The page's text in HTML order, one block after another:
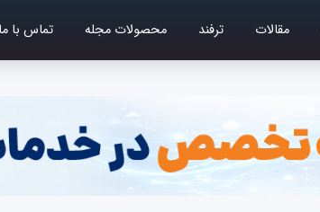
مقالات ترفند محصولات مجله تماس با ما